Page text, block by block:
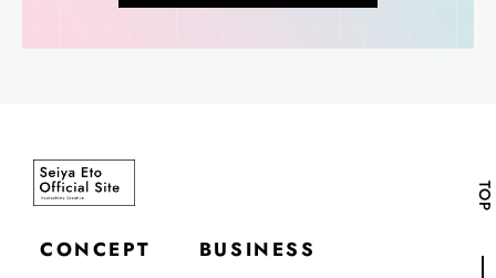
CONCEPT BUSINESS
TOP